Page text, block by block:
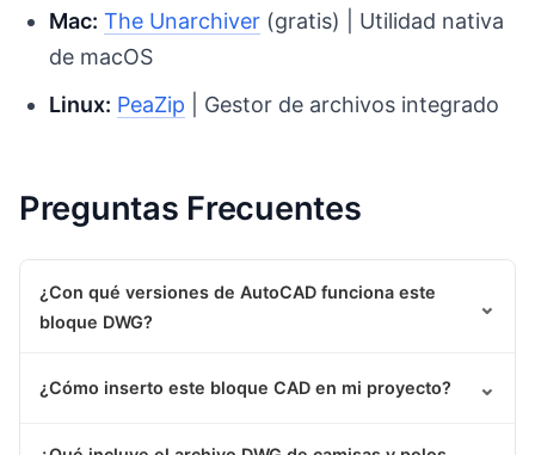
Mac: The Unarchiver (gratis) | Utilidad nativa
de macOS
Linux: PeaZip | Gestor de archivos integrado
Preguntas Frecuentes
¿Con qué versiones de AutoCAD funciona este
bloque DWG?
⌄
¿Cómo inserto este bloque CAD en mi proyecto? ⌄